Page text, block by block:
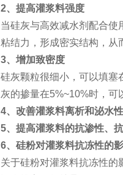
2、提高灌浆料强度
当硅灰与高效减水剂配合使
粘结力，形成密实结构，从
3、增加致密度
硅灰颗粒很细小，可以填塞
灰的掺量在5%~10%时，可
4、改善灌浆料离析和泌水
5、提高灌浆料的抗渗性、
6、硅粉对灌浆料抗冻性的
关于硅粉对灌浆料抗冻性的